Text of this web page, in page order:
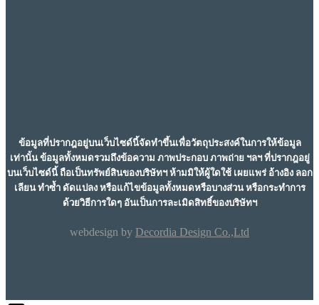
ข้อมูลที่ปรากฎอยู่บนเว็บไซด์นี้จัดทำขึ้นเพื่อวัตถุประสงค์ในการให้ข้อมูล
เท่านั้น ข้อมูลทั้งหมดรวมถึงข้อความ ภาพประกอบ ภาพถ่าย ฯลฯ ที่ปรากฎอยู่
บนเว็บไซด์นี้ ถือเป็นทรัพย์สินของบริษัทฯ ห้ามมิให้ผู้ใดใช้ เผยแพร่ อ้างอิง ลอก
เลียน ทำซ้ำ ดัดแปลง หรือแก้ไขข้อมูลทั้งหมดหรือบางส่วน หรือกระทำการ
ด้วยวิธีการใดๆ อันเป็นการละเมิดสิทธิ์ของบริษัทฯ
webdesign by Decordia Design Co.,Ltd